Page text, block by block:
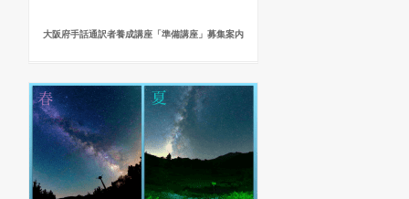
大阪府手話通訳者養成講座「準備講座」募集案内